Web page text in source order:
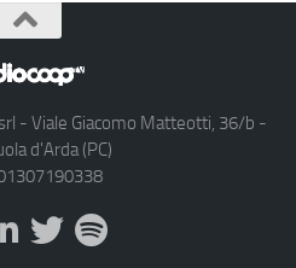
- Viale Giacomo Matteotti, 36/b -
d'Arda (PC)